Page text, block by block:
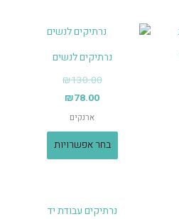
נרתיקים לנשים
₪130.00
₪78.00
ארנקים
בחר אפשרויות
נרתיקים עבודת יד